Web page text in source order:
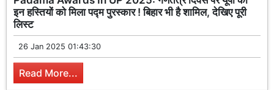
इन हस्तियों को मिला पद्म पुरस्कार ! बिहार भी है शामिल, देखिए पूरी
लिस्ट
26 Jan 2025 01:43:30
Read More...